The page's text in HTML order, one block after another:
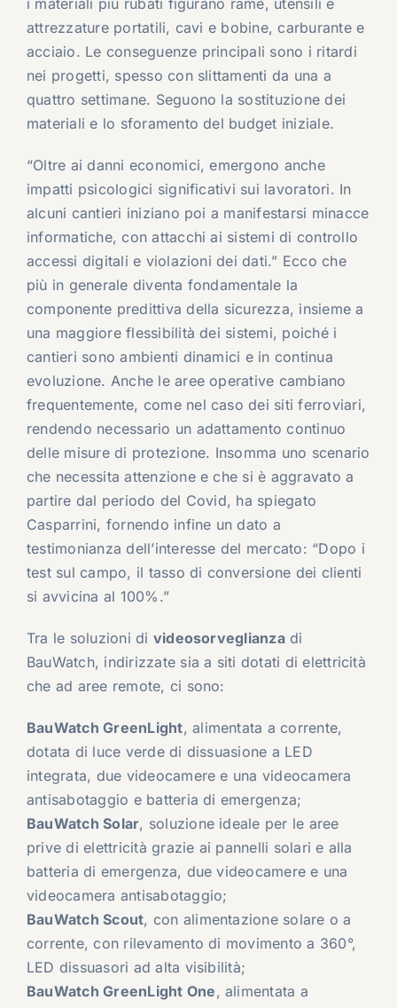
attrezzature portatili, cavi e bobine, carburante e
acciaio. Le conseguenze principali sono i ritardi
nei progetti, spesso con slittamenti da una a
quattro settimane. Seguono la sostituzione dei
materiali e lo sforamento del budget iniziale.
“Oltre ai danni economici, emergono anche
impatti psicologici significativi sui lavoratori. In
alcuni cantieri iniziano poi a manifestarsi minacce
informatiche, con attacchi ai sistemi di controllo
accessi digitali e violazioni dei dati.” Ecco che
più in generale diventa fondamentale la
componente predittiva della sicurezza, insieme a
una maggiore flessibilità dei sistemi, poiché i
cantieri sono ambienti dinamici e in continua
evoluzione. Anche le aree operative cambiano
frequentemente, come nel caso dei siti ferroviari,
rendendo necessario un adattamento continuo
delle misure di protezione. Insomma uno scenario
che necessita attenzione e che si è aggravato a
partire dal periodo del Covid, ha spiegato
Casparrini, fornendo infine un dato a
testimonianza dell’interesse del mercato: “Dopo i
test sul campo, il tasso di conversione dei clienti
si avvicina al 100%.”
Tra le soluzioni di videosorveglianzadi
BauWatch, indirizzate sia a siti dotati di elettricità
che ad aree remote, ci sono:
BauWatch GreenLight, alimentata a corrente,
dotata di luce verde di dissuasione a LED
integrata, due videocamere e una videocamera
antisabotaggio e batteria di emergenza;
BauWatch Solar, soluzione ideale per le aree
prive di elettricità grazie ai pannelli solari e alla
batteria di emergenza, due videocamere e una
videocamera antisabotaggio;
BauWatch Scout, con alimentazione solare o a
corrente, con rilevamento di movimento a 360°,
LED dissuasori ad alta visibilità;
BauWatch GreenLight One, alimentata a